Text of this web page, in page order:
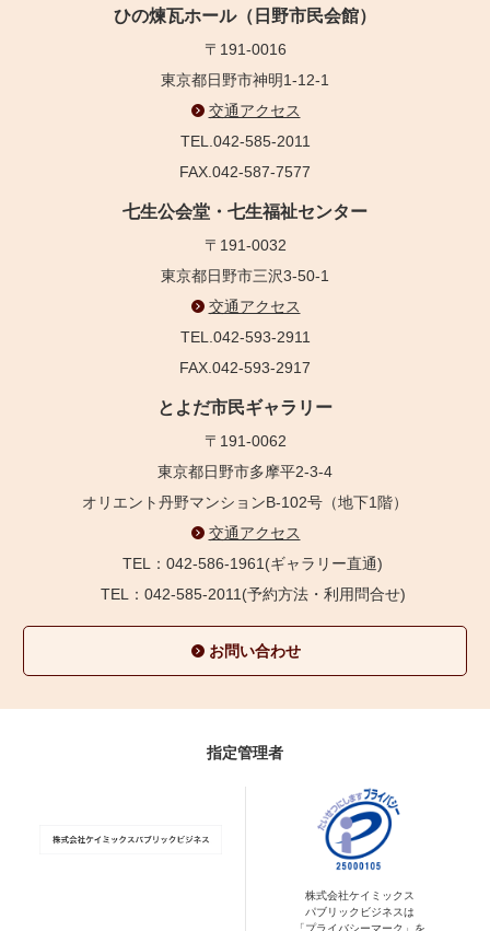
ひの煉瓦ホール（日野市民会館）
〒191-0016
東京都日野市神明1-12-1
交通アクセス
TEL.042-585-2011
FAX.042-587-7577
七生公会堂・七生福祉センター
〒191-0032
東京都日野市三沢3-50-1
交通アクセス
TEL.042-593-2911
FAX.042-593-2917
とよだ市民ギャラリー
〒191-0062
東京都日野市多摩平2-3-4
オリエント丹野マンションB-102号（地下1階）
交通アクセス
TEL：042-586-1961(ギャラリー直通)
TEL：042-585-2011(予約方法・利用問合せ)
お問い合わせ
指定管理者
株式会社ケイミックス
パブリックビジネスは
「プライバシーマーク」を